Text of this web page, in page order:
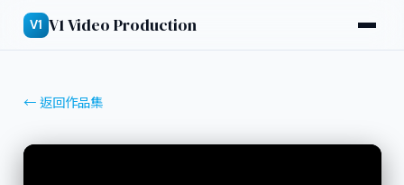
V1 V1 Video Production
← 返回作品集